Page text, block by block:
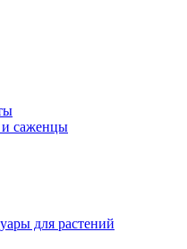
саженцы
для растений